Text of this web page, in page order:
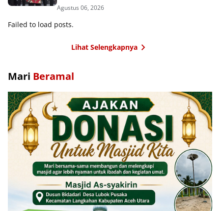
Agustus 06, 2026
Failed to load posts.
Lihat Selengkapnya
Mari Beramal